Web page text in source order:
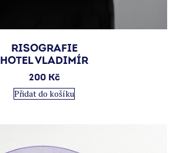
RISOGRAFIE
HOTEL VLADIMÍR
200 Kč
Přidat do košíku